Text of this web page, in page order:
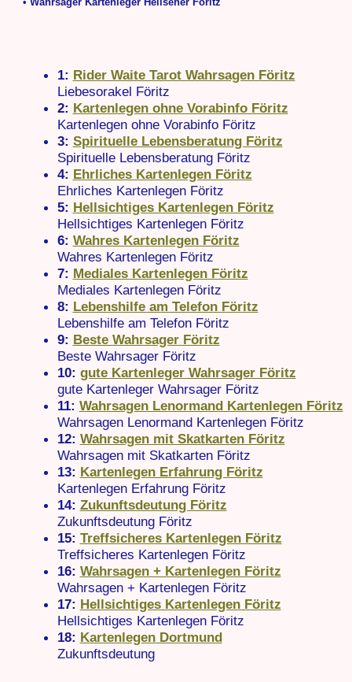
1: Rider Waite Tarot Wahrsagen Föritz
Liebesorakel Föritz
2: Kartenlegen ohne Vorabinfo Föritz
Kartenlegen ohne Vorabinfo Föritz
3: Spirituelle Lebensberatung Föritz
Spirituelle Lebensberatung Föritz
4: Ehrliches Kartenlegen Föritz
Ehrliches Kartenlegen Föritz
5: Hellsichtiges Kartenlegen Föritz
Hellsichtiges Kartenlegen Föritz
6: Wahres Kartenlegen Föritz
Wahres Kartenlegen Föritz
7: Mediales Kartenlegen Föritz
Mediales Kartenlegen Föritz
8: Lebenshilfe am Telefon Föritz
Lebenshilfe am Telefon Föritz
9: Beste Wahrsager Föritz
Beste Wahrsager Föritz
10: gute Kartenleger Wahrsager Föritz
gute Kartenleger Wahrsager Föritz
11: Wahrsagen Lenormand Kartenlegen Föritz
Wahrsagen Lenormand Kartenlegen Föritz
12: Wahrsagen mit Skatkarten Föritz
Wahrsagen mit Skatkarten Föritz
13: Kartenlegen Erfahrung Föritz
Kartenlegen Erfahrung Föritz
14: Zukunftsdeutung Föritz
Zukunftsdeutung Föritz
15: Treffsicheres Kartenlegen Föritz
Treffsicheres Kartenlegen Föritz
16: Wahrsagen + Kartenlegen Föritz
Wahrsagen + Kartenlegen Föritz
17: Hellsichtiges Kartenlegen Föritz
Hellsichtiges Kartenlegen Föritz
18: Kartenlegen Dortmund
Zukunftsdeutung